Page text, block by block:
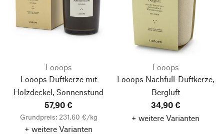
Looops
Looops Duftkerze mit
Holzdeckel, Sonnenstund
57,90 €
Grundpreis: 231,60 €/kg
+ weitere Varianten
Looops
Looops Nachfüll-Duftkerze,
Bergluft
34,90 €
+ weitere Varianten